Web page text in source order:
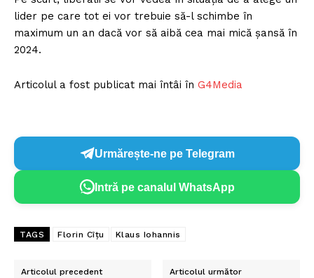
lider pe care tot ei vor trebuie să-l schimbe în
maximum un an dacă vor să aibă cea mai mică șansă în
2024.
Articolul a fost publicat mai întâi în G4Media
Urmărește-ne pe Telegram
Intră pe canalul WhatsApp
TAGS Florin Cîțu Klaus Iohannis
Articolul precedent Articolul următor